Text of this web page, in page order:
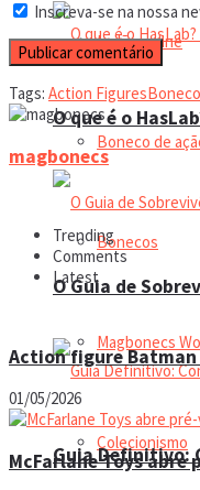
Leilão online
Boneco de
Bonecos
Magbonecs
Colecionismo
O que é o
O Guia de
Guia Definitivo:
Inscreva-se na nossa
Tags: Action Figures
magbonecs
Trending
Comments
Latest
Action figure Batman
01/05/2026
McFarlane Toys abre